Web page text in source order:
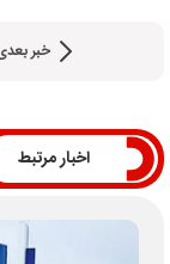
خبر
اخبار مرتبط